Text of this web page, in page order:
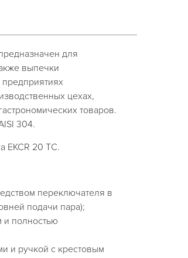
для
выпечки
цехах,
товаров.
304.
EKCR 20 TC.
переключателя в
подачи пара);
полностью
и ручкой с крестовым